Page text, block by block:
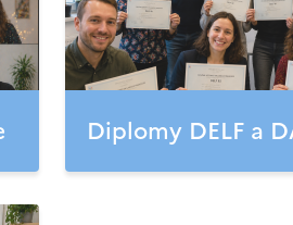
Diplomy DELF a